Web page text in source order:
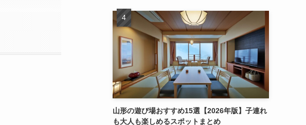
山形の遊び場おすすめ15選【2026年版】子連れ
も大人も楽しめるスポットまとめ